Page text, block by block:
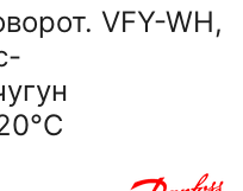
VFY-WH,